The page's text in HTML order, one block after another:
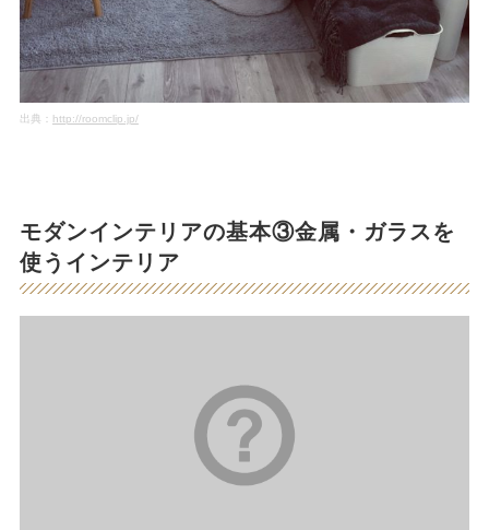
出典： http://roomclip.jp/
モダンインテリアの基本③金属・ガラスを
使うインテリア